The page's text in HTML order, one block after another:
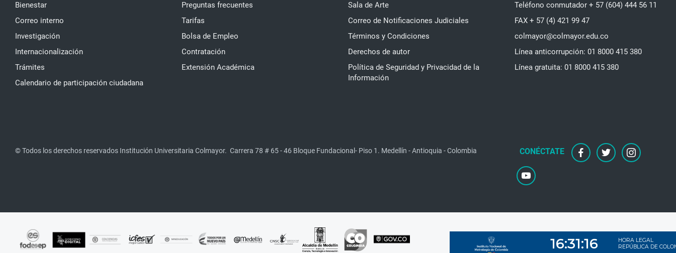
Bienestar
Correo interno
Investigación
Internacionalización
Trámites
Calendario de participación ciudadana
Preguntas frecuentes
Tarifas
Bolsa de Empleo
Contratación
Extensión Académica
Sala de Arte
Correo de Notificaciones Judiciales
Términos y Condiciones
Derechos de autor
Política de Seguridad y Privacidad de la
Información
Teléfono conmutador + 57 (604) 444 56 11
FAX + 57 (4) 421 99 47
colmayor@colmayor.edu.co
Línea anticorrupción: 01 8000 415 380
Línea gratuita: 01 8000 415 380
© Todos los derechos reservados Institución Universitaria Colmayor. Carrera 78 # 65 - 46 Bloque Fundacional- Piso 1. Medellín - Antioquia - Colombia